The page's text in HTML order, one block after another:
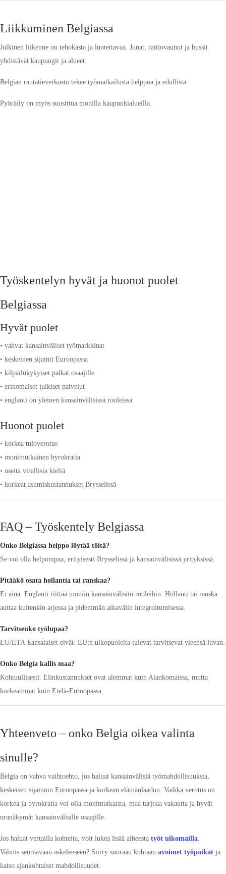
Liikkuminen Belgiassa
Julkinen liikenne on tehokasta ja luotettavaa. Junat, raitiovaunut ja bussit
yhdistävät kaupungit ja alueet.
Belgian rautatieverkosto tekee työmatkailusta helppoa ja edullista.
Pyöräily on myös suosittua monilla kaupunkialueilla.
Työskentelyn hyvät ja huonot puolet
Belgiassa
Hyvät puolet
• vahvat kansainväliset työmarkkinat
• keskeinen sijainti Euroopassa
• kilpailukykyiset palkat osaajille
• erinomaiset julkiset palvelut
• englanti on yleinen kansainvälisissä rooleissa
Huonot puolet
• korkea tuloverotus
• monimutkainen byrokratia
• useita virallisia kieliä
• korkeat asumiskustannukset Brysselissä
FAQ – Työskentely Belgiassa
Onko Belgiassa helppo löytää töitä?
Se voi olla helpompaa, erityisesti Brysselissä ja kansainvälisissä yrityksissä.
Pitääkö osata hollantia tai ranskaa?
Ei aina. Englanti riittää moniin kansainvälisiin rooleihin. Hollanti tai ranska
auttaa kuitenkin arjessa ja pidemmän aikavälin integroitumisessa.
Tarvitsenko työlupaa?
EU/ETA-kansalaiset eivät. EU:n ulkopuolelta tulevat tarvitsevat yleensä luvan.
Onko Belgia kallis maa?
Kohtuullisesti. Elinkustannukset ovat alemmat kuin Alankomaissa, mutta
korkeammat kuin Etelä-Euroopassa.
Yhteenveto – onko Belgia oikea valinta
sinulle?
Belgia on vahva vaihtoehto, jos haluat kansainvälisiä työmahdollisuuksia,
keskeisen sijainnin Euroopassa ja korkean elämänlaadun. Vaikka verotus on
korkea ja byrokratia voi olla monimutkaista, maa tarjoaa vakautta ja hyvät
uranäkymät kansainvälisille osaajille.
Jos haluat vertailla kohteita, voit lukea lisää aiheesta työt ulkomailla.
Valmis seuraavaan askeleeseen? Siirry suoraan kohtaan avoimet työpaikat ja
katso ajankohtaiset mahdollisuudet.